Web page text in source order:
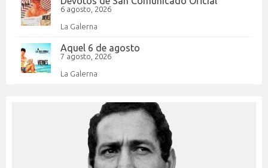
6 agosto, 2026
La Galerna
Aquel 6 de agosto
7 agosto, 2026
La Galerna